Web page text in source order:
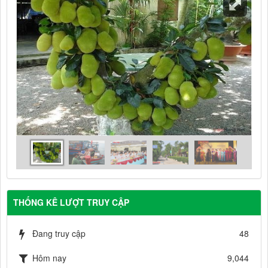
THỐNG KÊ LƯỢT TRUY CẬP
Đang truy cập 48
Hôm nay 9,044